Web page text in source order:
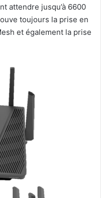
attendre jusqu’à 6600
toujours la prise en
et également la prise